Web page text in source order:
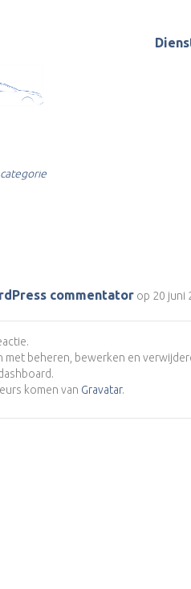
|20 juni 2018
commentator op 20 juni
met beheren, bewerken en
komen van Gravatar.